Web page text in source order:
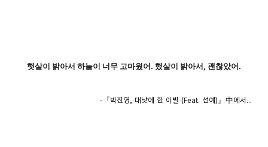
햇살이 밝아서 하늘이 너무 고마웠어. 했살이 밝아서, 괜찮았어.
- 『박진영, 대낮에 한 이별 (Feat. 선예) 』中에서...